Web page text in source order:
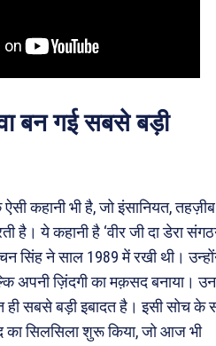
बन गई सबसे बड़ी
कहानी भी है, जो इंसानियत, तहज़ीब
है। ये कहानी है ‘वीर जी दा डेरा
सिंह ने साल 1989 में रखी थी।
अपनी ज़िंदगी का मक़सद बनाया।
ही सबसे बड़ी इबादत है। इसी सोच के
का सिलसिला शुरू किया, जो आज भी